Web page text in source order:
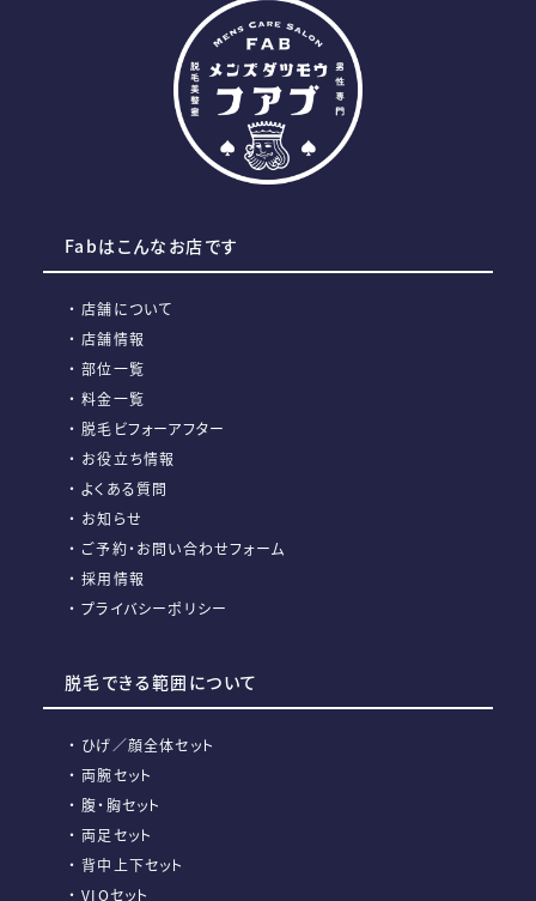
Fabはこんなお店です
店舗について
店舗情報
部位一覧
料金一覧
脱毛ビフォーアフター
お役立ち情報
よくある質問
お知らせ
ご予約・お問い合わせフォーム
採用情報
プライバシーポリシー
脱毛できる範囲について
ひげ／顔全体セット
両腕セット
腹・胸セット
両足セット
背中上下セット
VIOセット